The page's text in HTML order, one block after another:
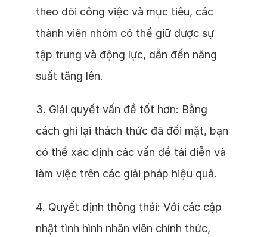
theo dõi công việc và mục tiêu, các
thành viên nhóm có thể giữ được sự
tập trung và động lực, dẫn đến năng
suất tăng lên.
3. Giải quyết vấn đề tốt hơn: Bằng
cách ghi lại thách thức đã đối mặt, bạn
có thể xác định các vấn đề tái diễn và
làm việc trên các giải pháp hiệu quả.
4. Quyết định thông thái: Với các cập
nhật tình hình nhân viên chính thức,